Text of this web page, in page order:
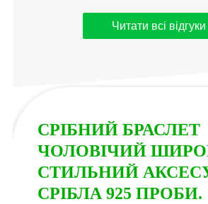
Читати всі відгуки
СРІБНИЙ БРАСЛЕТ
ЧОЛОВІЧИЙ
СТИЛЬНИЙ
СРІБЛА 925 ПРОБИ.